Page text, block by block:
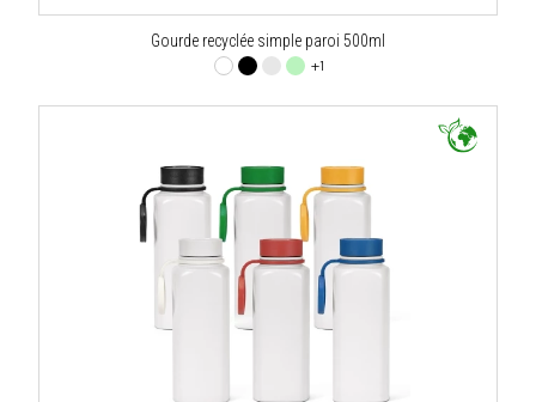
Gourde recyclée simple paroi 500ml
+1